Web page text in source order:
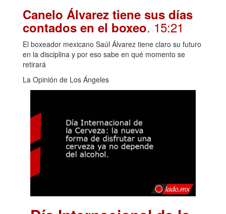
Canelo Álvarez tiene sus días
contados en el boxeo. 15:21
El boxeador mexicano Saúl Álvarez tiene claro su futuro
en la disciplina y por eso sabe en qué momento se
retirará
La Opinión de Los Ángeles